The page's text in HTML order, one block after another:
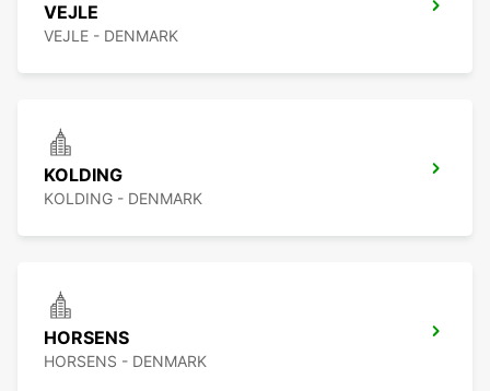
VEJLE
VEJLE - DENMARK
KOLDING
KOLDING - DENMARK
HORSENS
HORSENS - DENMARK